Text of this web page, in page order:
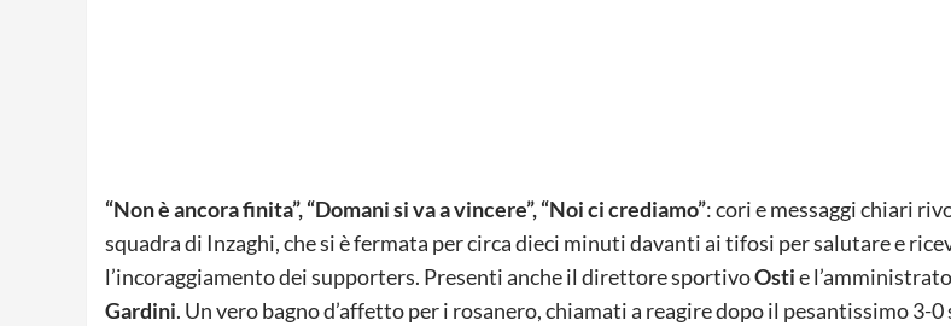
“Non è ancora finita”, “Domani si va a vincere”, “Noi ci crediamo”: cori e messaggi chiari
squadra di Inzaghi, che si è fermata per circa dieci minuti davanti ai tifosi per salutare e
l’incoraggiamento dei supporters. Presenti anche il direttore sportivoOstie
Gardini. Un vero bagno d’affetto per i rosanero, chiamati a reagire dopo il pesantissimo 3-0